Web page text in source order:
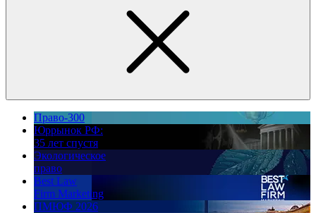
Право-300
Юррынок РФ:
35 лет спустя
Экологическое
право
Best Law
Firm Marketing
ПМЮФ 2026